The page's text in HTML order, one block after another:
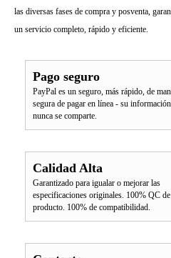
las diversas fases de compra y posventa,
un servicio completo, rápido y eficiente.
Pago seguro
PayPal es un seguro, más rápido, de
segura de pagar en línea - su
nunca se comparte.
Calidad Alta
Garantizado para igualar o mejorar las
especificaciones originales. 100% QC de
producto. 100% de compatibilidad.